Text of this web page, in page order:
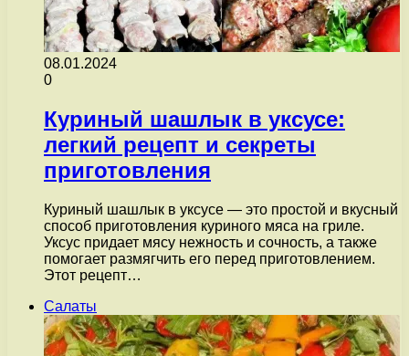
08.01.2024
0
Куриный шашлык в уксусе:
легкий рецепт и секреты
приготовления
Куриный шашлык в уксусе — это простой и вкусный
способ приготовления куриного мяса на гриле.
Уксус придает мясу нежность и сочность, а также
помогает размягчить его перед приготовлением.
Этот рецепт…
Салаты